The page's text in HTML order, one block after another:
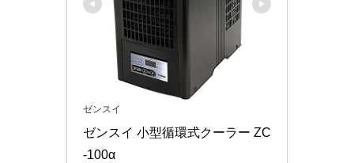
ゼンスイ
ゼンスイ 小型循環式クーラー ZC
-100α